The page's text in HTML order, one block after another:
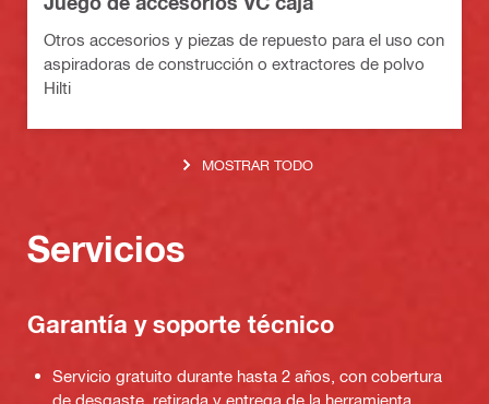
Otros accesorios y piezas de repuesto para el uso con
aspiradoras de construcción o extractores de polvo
Hilti
MOSTRAR TODO
Servicios
Garantía y soporte técnico
Servicio gratuito durante hasta 2 años, con cobertura
de desgaste, retirada y entrega de la herramienta